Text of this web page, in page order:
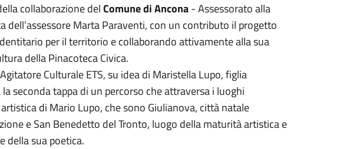
collaborazione delComune di Ancona- Assessorato alla
dell’assessore Marta Paraventi, con un contributo il progetto
per il territorio e collaborando attivamente alla sua
della Pinacoteca Civica.
Culturale ETS, su idea di Maristella Lupo, figlia
seconda tappa di un percorso che attraversa i luoghi
di Mario Lupo, che sono Giulianova, città natale
e San Benedetto del Tronto, luogo della maturità artistica e
della sua poetica.